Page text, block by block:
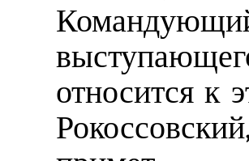
относится к